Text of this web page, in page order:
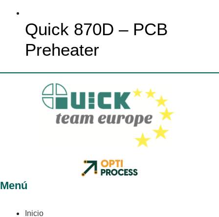
Quick 870D – PCB
Preheater
Menú
Inicio